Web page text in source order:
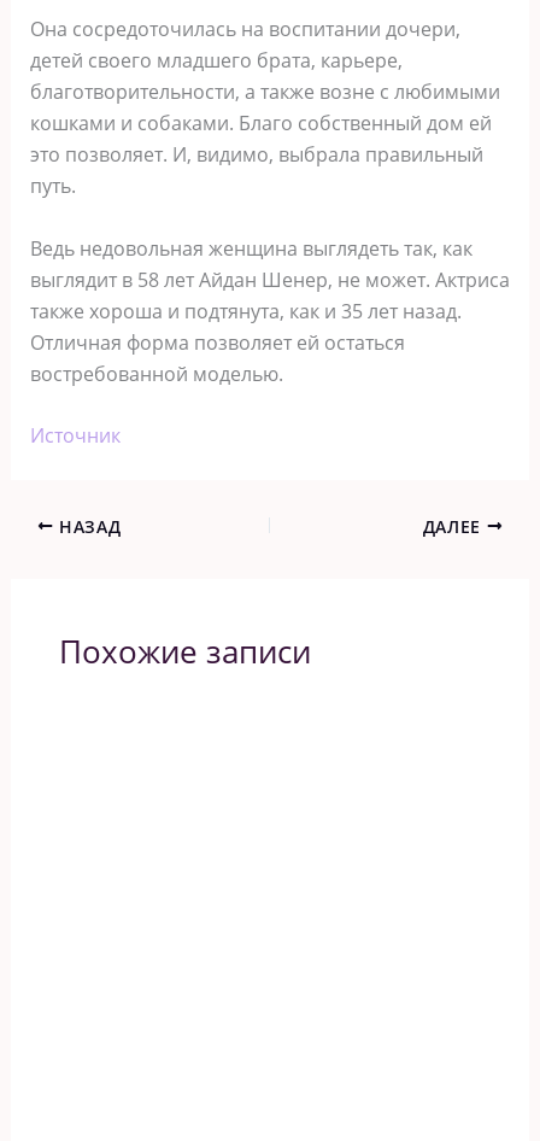
Она сосредоточилась на воспитании дочери,
детей своего младшего брата, карьере,
благотворительности, а также возне с любимыми
кошками и собаками. Благо собственный дом ей
это позволяет. И, видимо, выбрала правильный
путь.
Ведь недовольная женщина выглядеть так, как
выглядит в 58 лет Айдан Шенер, не может. Актриса
также хороша и подтянута, как и 35 лет назад.
Отличная форма позволяет ей остаться
востребованной моделью.
Источник
НАЗАД ДАЛЕЕ
Похожие записи